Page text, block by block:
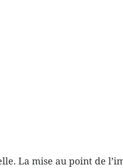
La mise au point de